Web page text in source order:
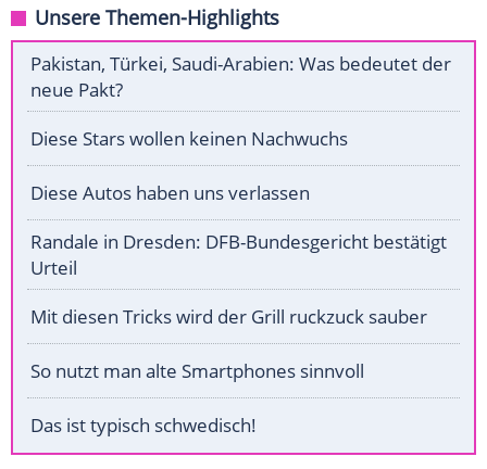
Unsere Themen-Highlights
Pakistan, Türkei, Saudi-Arabien: Was bedeutet der
neue Pakt?
Diese Stars wollen keinen Nachwuchs
Diese Autos haben uns verlassen
Randale in Dresden: DFB-Bundesgericht bestätigt
Urteil
Mit diesen Tricks wird der Grill ruckzuck sauber
So nutzt man alte Smartphones sinnvoll
Das ist typisch schwedisch!